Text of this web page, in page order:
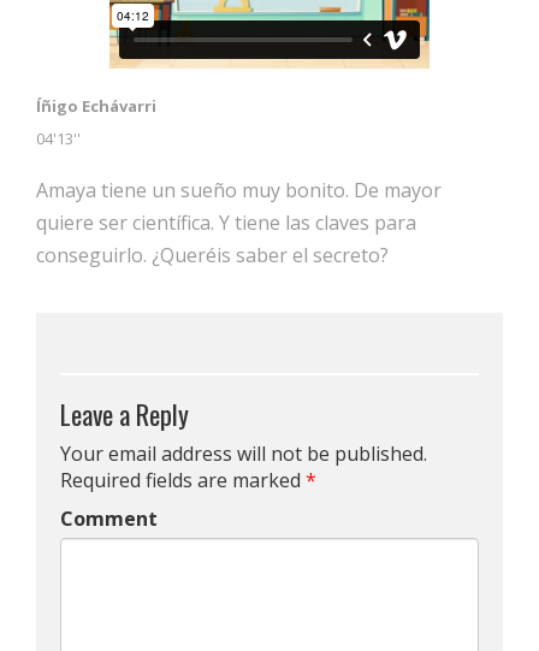
Íñigo Echávarri
04'13''
Amaya tiene un sueño muy bonito. De mayor
quiere ser científica. Y tiene las claves para
conseguirlo. ¿Queréis saber el secreto?
Leave a Reply
Your email address will not be published.
Required fields are marked *
Comment